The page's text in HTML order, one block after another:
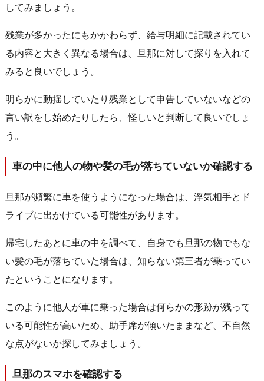
してみましょう。
残業が多かったにもかかわらず、給与明細に記載されてい
る内容と大きく異なる場合は、旦那に対して探りを入れて
みると良いでしょう。
明らかに動揺していたり残業として申告していないなどの
言い訳をし始めたりしたら、怪しいと判断して良いでしょ
う。
車の中に他人の物や髪の毛が落ちていないか確認する
旦那が頻繁に車を使うようになった場合は、浮気相手とド
ライブに出かけている可能性があります。
帰宅したあとに車の中を調べて、自身でも旦那の物でもな
い髪の毛が落ちていた場合は、知らない第三者が乗ってい
たということになります。
このように他人が車に乗った場合は何らかの形跡が残って
いる可能性が高いため、助手席が傾いたままなど、不自然
な点がないか探してみましょう。
旦那のスマホを確認する